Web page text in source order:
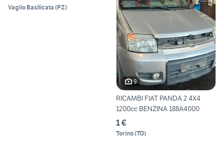
Vaglio Basilicata (PZ)
9
RICAMBI FIAT PANDA 2 4X4
1200cc BENZINA 188A4000
1 €
Torino(TO)